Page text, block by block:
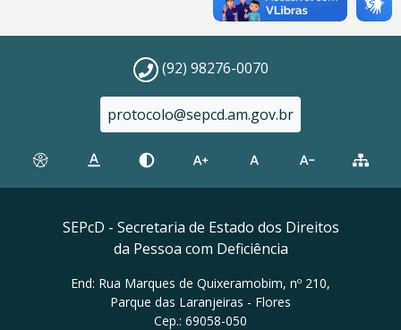
(92) 98276-0070
protocolo@sepcd.am.gov.br
SEPcD - Secretaria de Estado dos Direitos
da Pessoa com Deficiência
End: Rua Marques de Quixeramobim, nº 210,
Parque das Laranjeiras - Flores
Cep.: 69058-050